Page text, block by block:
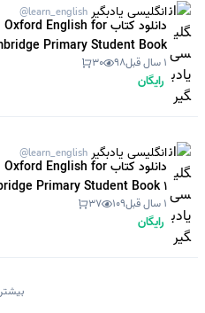
انگلیسی یادبگیر @learn_english
دانلود کتاب Oxford English for
Primary Student Book
2 (نسخه PDF)1 سال قبل 98
30
رایگان
انگلیسی یادبگیر @learn_english
دانلود کتاب Oxford English for
Primary Student Book 1
(نسخه PDF)1 سال قبل 109
37
رایگان
بیشتر